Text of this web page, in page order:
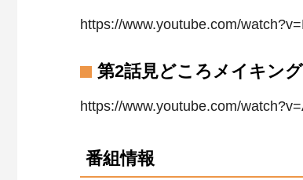
https://www.youtube.com/
第2話見どころメイキング
https://www.youtube.com/
番組情報